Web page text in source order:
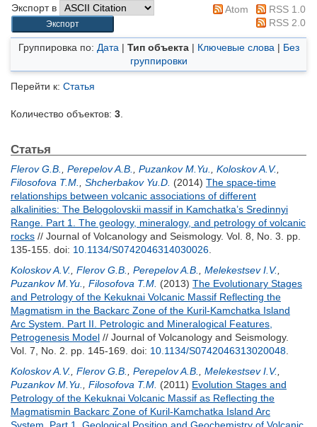
Экспорт в
Atom
RSS 1.0
RSS 2.0
Группировка по: Дата | Тип объекта| Ключевые слова | Без
группировки
Перейти к: Статья
Количество объектов: 3
Статья
Flerov G.B. Perepelov A.B. Puzankov M.Yu. Koloskov A.V.
Filosofova T.M.
Shcherbakov Yu.D. (2014) The space-time
relationships between volcanic associations of different
alkalinities: The Belogolovskii massif in Kamchatka’s Sredinnyi
Range. Part 1. The geology, mineralogy, and petrology of volcanic
rocks // Journal of Volcanology and Seismology. Vol. 8, No. 3. pp.
135-155. doi: 10.1134/S0742046314030026
Koloskov A.V. Flerov G.B. Perepelov A.B. Melekestsev I.V.
Puzankov M.Yu.
Filosofova T.M. (2013) The Evolutionary Stages
and Petrology of the Kekuknai Volcanic Massif Reflecting the
Magmatism in the Backarc Zone of the Kuril-Kamchatka Island
Arc System. Part II. Petrologic and Mineralogical Features,
Petrogenesis Model // Journal of Volcanology and Seismology.
Vol. 7, No. 2. pp. 145-169. doi: 10.1134/S0742046313020048
Koloskov A.V. Flerov G.B. Perepelov A.B. Melekestsev I.V.
Puzankov M.Yu.
Filosofova T.M. (2011) Evolution Stages and
Petrology of the Kekuknai Volcanic Massif as Reflecting the
Magmatismin Backarc Zone of Kuril-Kamchatka Island Arc